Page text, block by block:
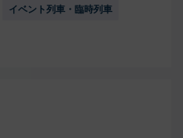
イベント列車・臨時列車